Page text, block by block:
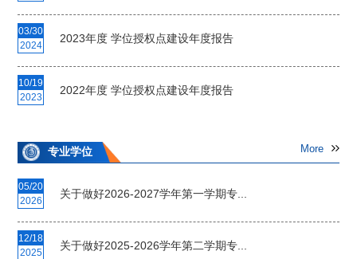
03/30
2024
2023年度 学位授权点建设年度报告
10/19
2023
2022年度 学位授权点建设年度报告
专业学位 More
05/20
2026
关于做好2026-2027学年第一学期专...
12/18
2025
关于做好2025-2026学年第二学期专...